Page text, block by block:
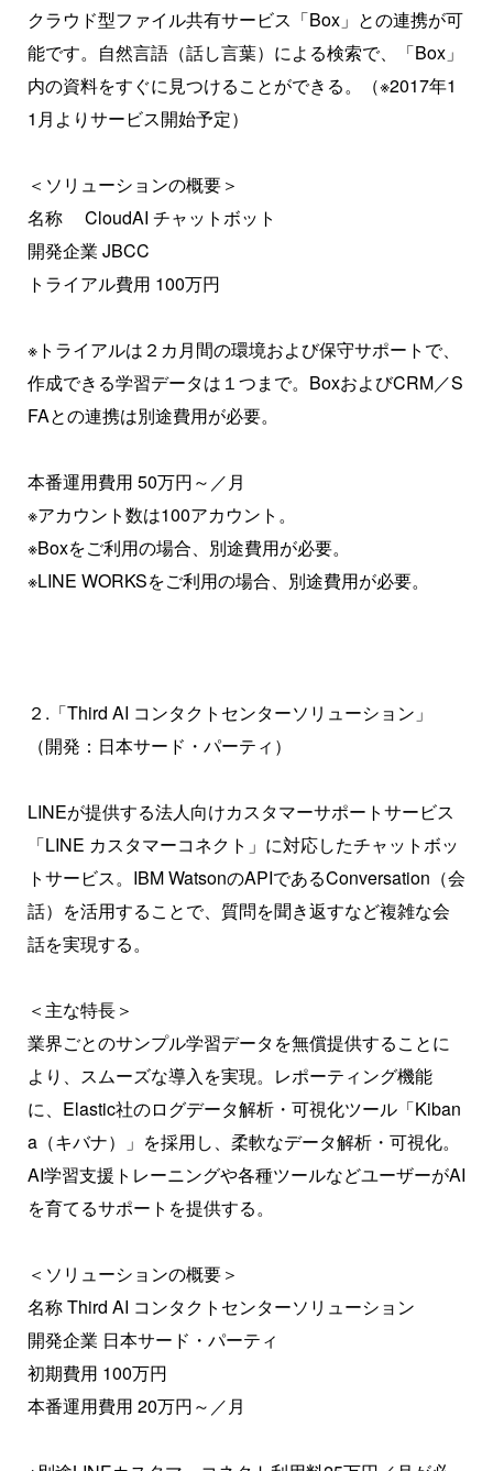
クラウド型ファイル共有サービス「Box」との連携が可
能です。自然言語（話し言葉）による検索で、「Box」
内の資料をすぐに見つけることができる。（※2017年1
1月よりサービス開始予定）
＜ソリューションの概要＞
名称 CloudAI チャットボット
開発企業 JBCC
トライアル費用 100万円
※トライアルは２カ月間の環境および保守サポートで、
作成できる学習データは１つまで。BoxおよびCRM／S
FAとの連携は別途費用が必要。
本番運用費用 50万円～／月
※アカウント数は100アカウント。
※Boxをご利用の場合、別途費用が必要。
※LINE WORKSをご利用の場合、別途費用が必要。
２.「Third AI コンタクトセンターソリューション」
（開発：日本サード・パーティ）
LINEが提供する法人向けカスタマーサポートサービス
「LINE カスタマーコネクト」に対応したチャットボッ
トサービス。IBM WatsonのAPIであるConversation（会
話）を活用することで、質問を聞き返すなど複雑な会
話を実現する。
＜主な特長＞
業界ごとのサンプル学習データを無償提供することに
より、スムーズな導入を実現。レポーティング機能
に、Elastic社のログデータ解析・可視化ツール「Kiban
a（キバナ）」を採用し、柔軟なデータ解析・可視化。
AI学習支援トレーニングや各種ツールなどユーザーがAI
を育てるサポートを提供する。
＜ソリューションの概要＞
名称 Third AI コンタクトセンターソリューション
開発企業 日本サード・パーティ
初期費用 100万円
本番運用費用 20万円～／月